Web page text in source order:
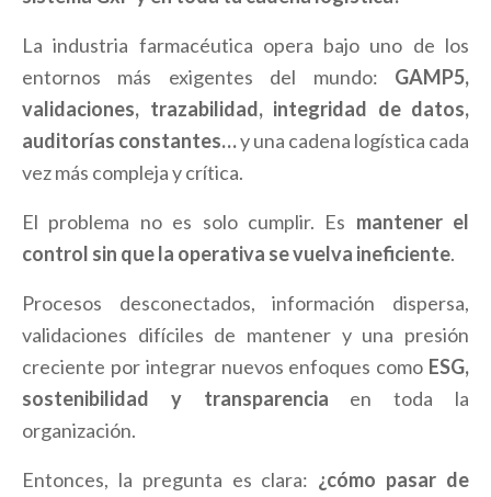
La industria farmacéutica opera bajo uno de los
entornos más exigentes del mundo: GAMP5,
validaciones, trazabilidad, integridad de datos,
auditorías constantes…y una cadena logística cada
vez más compleja y crítica.
El problema no es solo cumplir. Es mantener el
control sin que la operativa se vuelva ineficiente.
Procesos desconectados, información dispersa,
validaciones difíciles de mantener y una presión
creciente por integrar nuevos enfoques como ESG,
sostenibilidad y transparencia en toda la
organización.
Entonces, la pregunta es clara: ¿cómo pasar de